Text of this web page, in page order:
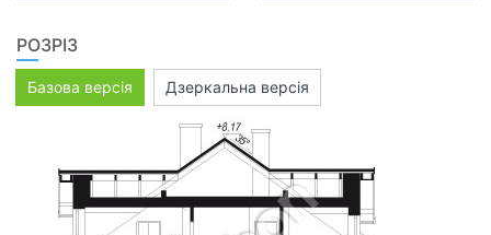
РОЗРІЗ
Базова версія Дзеркальна версія